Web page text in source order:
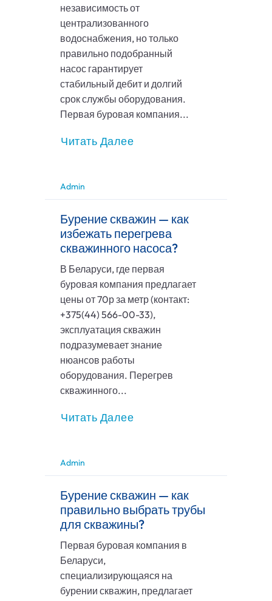
независимость от
централизованного
водоснабжения, но только
правильно подобранный
насос гарантирует
стабильный дебит и долгий
срок службы оборудования.
Первая буровая компания...
Читать Далее
Admin
Бурение скважин — как
избежать перегрева
скважинного насоса?
В Беларуси, где первая
буровая компания предлагает
цены от 70р за метр (контакт:
+375(44) 566-00-33),
эксплуатация скважин
подразумевает знание
нюансов работы
оборудования. Перегрев
скважинного...
Читать Далее
Admin
Бурение скважин — как
правильно выбрать трубы
для скважины?
Первая буровая компания в
Беларуси,
специализирующаяся на
бурении скважин, предлагает